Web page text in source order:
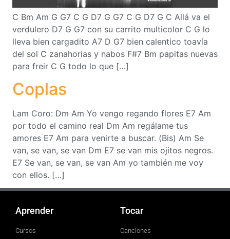
C Bm Am G G7 C G D7 G G7 C G D7 G C Allá va el
verdulero D7 G G7 con su carrito multicolor C G lo
lleva bien cargadito A7 D G7 bien calentico toavía
del sol C zanahorias y nabos F#7 Bm papitas nuevas
para freir C G todo lo que […]
Coplas
Lam Coro: Dm Am Yo vengo regando flores E7 Am
por todo el camino real Dm Am regálame tus
amores E7 Am para venirte a buscar. (Bis) Am Se
van, se van, se van Dm E7 se van mis ojitos negros.
E7 Se van, se van, se van Am yo también me voy
con ellos. […]
Aprender
Cursos
Tocar
Canciones